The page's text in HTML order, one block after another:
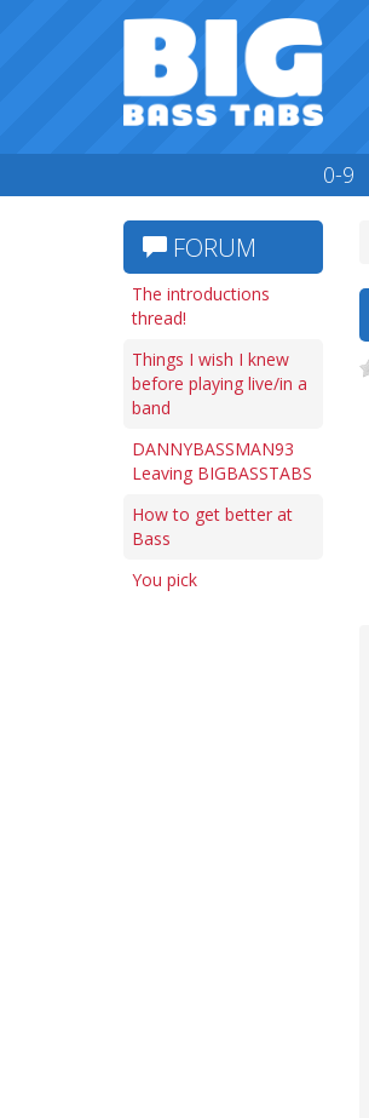
0-9
FORUM
The introductions
thread!
Things I wish I knew
before playing live/in a
band
DANNYBASSMAN93
Leaving BIGBASSTABS
How to get better at
Bass
You pick